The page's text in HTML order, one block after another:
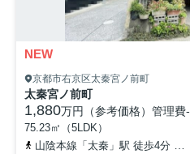
NEW
京都市右京区太秦宮ノ前町
太秦宮ノ前町
1,880万円（参考価格） 管理費-
75.23㎡（5LDK）
山陰本線「太秦」駅 徒歩4分